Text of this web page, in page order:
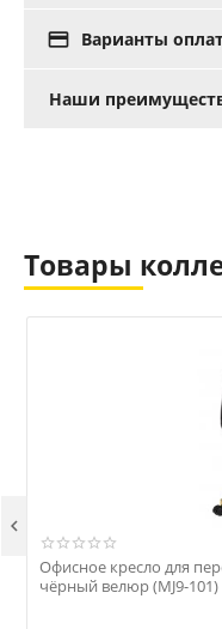
 Варианты
Наши
Товары
Офисное кресло для
чёрный велюр (MJ9-101)
